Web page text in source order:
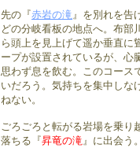
先の『赤岩の滝』を別れを告
どの分岐看板の地点へ。布部
ら頭上を見上げて遥か垂直に
ープが設置されているが、心
思わず息を飲む。このコース
いだろう。気持ちを集中しな
ねない。
ごろごろと転がる岩場を乗り
落ちる『昇竜の滝』に出会う